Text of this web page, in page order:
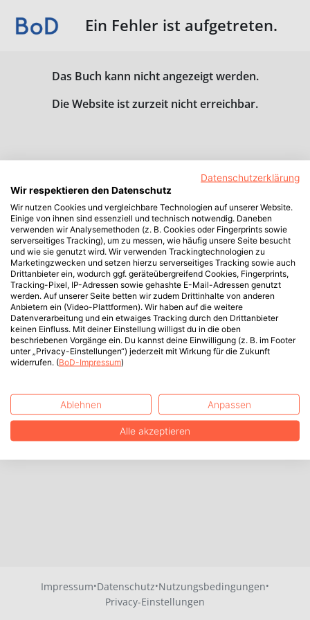
Ein Fehler ist aufgetreten.
Das Buch kann nicht angezeigt werden.
Die Website ist zurzeit nicht erreichbar.
Impressum·Datenschutz·Nutzungsbedingungen·
Privacy-Einstellungen
Datenschutzerklärung
Wir respektieren den Datenschutz
Wir nutzen Cookies und vergleichbare Technologien auf unserer Website.
Einige von ihnen sind essenziell und technisch notwendig. Daneben
verwenden wir Analysemethoden (z. B. Cookies oder Fingerprints sowie
serverseitiges Tracking), um zu messen, wie häufig unsere Seite besucht
und wie sie genutzt wird. Wir verwenden Trackingtechnologien zu
Marketingzwecken und setzen hierzu serverseitiges Tracking sowie auch
Drittanbieter ein, wodurch ggf. geräteübergreifend Cookies, Fingerprints,
Tracking-Pixel, IP-Adressen sowie gehashte E-Mail-Adressen genutzt
werden. Auf unserer Seite betten wir zudem Drittinhalte von anderen
Anbietern ein (Video-Plattformen). Wir haben auf die weitere
Datenverarbeitung und ein etwaiges Tracking durch den Drittanbieter
keinen Einfluss. Mit deiner Einstellung willigst du in die oben
beschriebenen Vorgänge ein. Du kannst deine Einwilligung (z. B. im Footer
unter „Privacy-Einstellungen“) jederzeit mit Wirkung für die Zukunft
widerrufen. (BoD-Impressum)
Ablehnen Anpassen
Alle akzeptieren